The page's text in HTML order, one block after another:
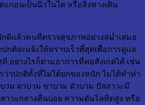
ะกอนเป็นนิ่วในไต หรือสิ่งทางเดิน
ติแล้วคนที่ตรวจสุขภาพอย่างสม่ำเสมอ
กติจะแจ้งให้ทราบเร็วที่สุดเพื่อการดูแล
อย่างไรก็ตามอาการที่พอสังเกตได้ เช่น
ว่าปกติทั้งที่ไม่ได้ยกของหนัก ไม่ได้ทำท่า
วม ตาบวม ขาบวม ตัวบวม ปัสสาวะมี
าวะกลางคืนบ่อย ความดันโลหิตสูง หรือ